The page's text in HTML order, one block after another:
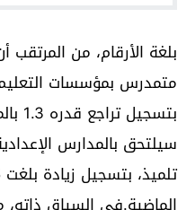
متمدرس بمؤسسات التعليم